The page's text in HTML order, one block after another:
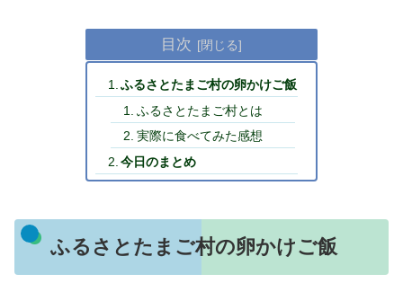
目次
ふるさとたまご村の卵かけご飯
ふるさとたまご村とは
実際に食べてみた感想
今日のまとめ
ふるさとたまご村の卵かけご飯